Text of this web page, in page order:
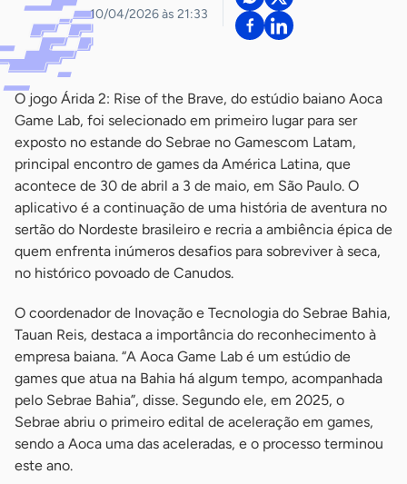
10/04/2026 às 21:33
O jogo Árida 2: Rise of the Brave, do estúdio baiano Aoca
Game Lab, foi selecionado em primeiro lugar para ser
exposto no estande do Sebrae no Gamescom Latam,
principal encontro de games da América Latina, que
acontece de 30 de abril a 3 de maio, em São Paulo. O
aplicativo é a continuação de uma história de aventura no
sertão do Nordeste brasileiro e recria a ambiência épica de
quem enfrenta inúmeros desafios para sobreviver à seca,
no histórico povoado de Canudos.
O coordenador de Inovação e Tecnologia do Sebrae Bahia,
Tauan Reis, destaca a importância do reconhecimento à
empresa baiana. “A Aoca Game Lab é um estúdio de
games que atua na Bahia há algum tempo, acompanhada
pelo Sebrae Bahia”, disse. Segundo ele, em 2025, o
Sebrae abriu o primeiro edital de aceleração em games,
sendo a Aoca uma das aceleradas, e o processo terminou
este ano.